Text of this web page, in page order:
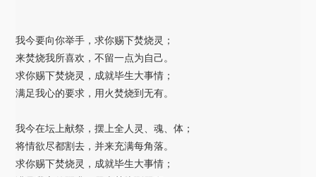
器
我今要向你举手，求你赐下焚烧灵；
来焚烧我所喜欢，不留一点为自己。
求你赐下焚烧灵，成就毕生大事情；
满足我心的要求，用火焚烧到无有。
我今在坛上献祭，摆上全人灵、魂、体；
将情欲尽都割去，并来充满每角落。
求你赐下焚烧灵，成就毕生大事情；